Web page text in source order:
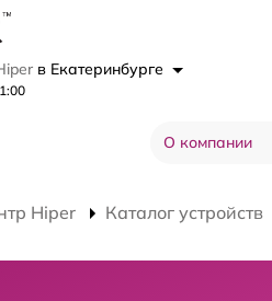
в Екатеринбурге
О компании
Hiper Каталог устройств